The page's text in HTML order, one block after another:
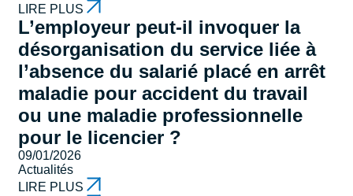
LIRE PLUS
L’employeur peut-il invoquer la
désorganisation du service liée à
l’absence du salarié placé en arrêt
maladie pour accident du travail
ou une maladie professionnelle
pour le licencier ?
09/01/2026
Actualités
LIRE PLUS